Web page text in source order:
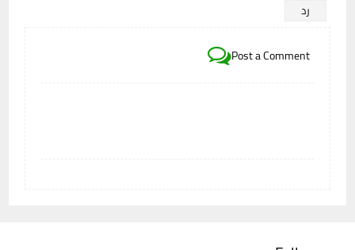
رد
Post a Comment